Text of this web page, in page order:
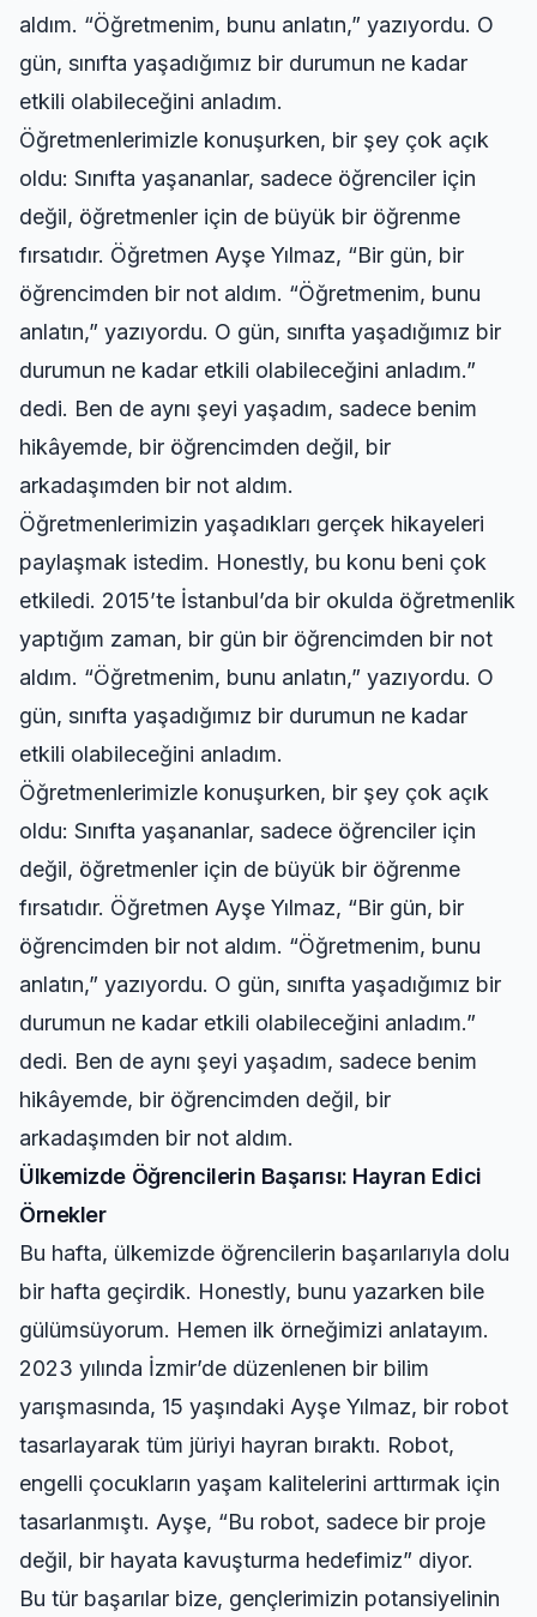
aldım. “Öğretmenim, bunu anlatın,” yazıyordu. O
gün, sınıfta yaşadığımız bir durumun ne kadar
etkili olabileceğini anladım.
Öğretmenlerimizle konuşurken, bir şey çok açık
oldu: Sınıfta yaşananlar, sadece öğrenciler için
değil, öğretmenler için de büyük bir öğrenme
fırsatıdır. Öğretmen Ayşe Yılmaz, “Bir gün, bir
öğrencimden bir not aldım. “Öğretmenim, bunu
anlatın,” yazıyordu. O gün, sınıfta yaşadığımız bir
durumun ne kadar etkili olabileceğini anladım.”
dedi. Ben de aynı şeyi yaşadım, sadece benim
hikâyemde, bir öğrencimden değil, bir
arkadaşımden bir not aldım.
Öğretmenlerimizin yaşadıkları gerçek hikayeleri
paylaşmak istedim. Honestly, bu konu beni çok
etkiledi. 2015’te İstanbul’da bir okulda öğretmenlik
yaptığım zaman, bir gün bir öğrencimden bir not
aldım. “Öğretmenim, bunu anlatın,” yazıyordu. O
gün, sınıfta yaşadığımız bir durumun ne kadar
etkili olabileceğini anladım.
Öğretmenlerimizle konuşurken, bir şey çok açık
oldu: Sınıfta yaşananlar, sadece öğrenciler için
değil, öğretmenler için de büyük bir öğrenme
fırsatıdır. Öğretmen Ayşe Yılmaz, “Bir gün, bir
öğrencimden bir not aldım. “Öğretmenim, bunu
anlatın,” yazıyordu. O gün, sınıfta yaşadığımız bir
durumun ne kadar etkili olabileceğini anladım.”
dedi. Ben de aynı şeyi yaşadım, sadece benim
hikâyemde, bir öğrencimden değil, bir
arkadaşımden bir not aldım.
Ülkemizde Öğrencilerin Başarısı: Hayran Edici
Örnekler
Bu hafta, ülkemizde öğrencilerin başarılarıyla dolu
bir hafta geçirdik. Honestly, bunu yazarken bile
gülümsüyorum. Hemen ilk örneğimizi anlatayım.
2023 yılında İzmir’de düzenlenen bir bilim
yarışmasında, 15 yaşındaki Ayşe Yılmaz, bir robot
tasarlayarak tüm jüriyi hayran bıraktı. Robot,
engelli çocukların yaşam kalitelerini arttırmak için
tasarlanmıştı. Ayşe, “Bu robot, sadece bir proje
değil, bir hayata kavuşturma hedefimiz” diyor.
Bu tür başarılar bize, gençlerimizin potansiyelinin